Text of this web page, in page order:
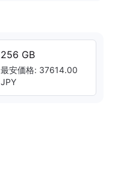
256 GB
最安価格: 37614.00
JPY